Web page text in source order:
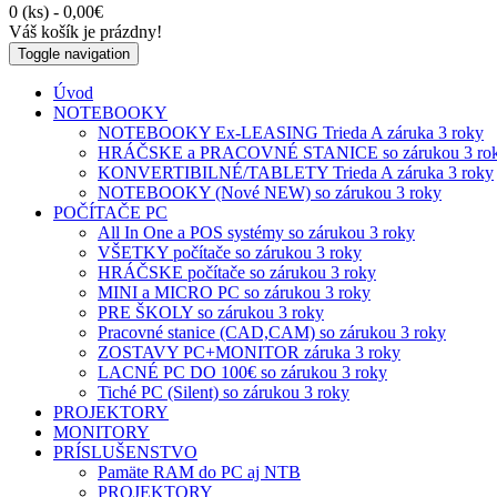
0 (ks) - 0,00€
Váš košík je prázdny!
Toggle navigation
Úvod
NOTEBOOKY
NOTEBOOKY Ex-LEASING Trieda A záruka 3 roky
HRÁČSKE a PRACOVNÉ STANICE so zárukou 3
KONVERTIBILNÉ/TABLETY Trieda A záruka 3 roky
NOTEBOOKY (Nové NEW) so zárukou 3 roky
POČÍTAČE PC
All In One a POS systémy so zárukou 3 roky
VŠETKY počítače so zárukou 3 roky
HRÁČSKE počítače so zárukou 3 roky
MINI a MICRO PC so zárukou 3 roky
PRE ŠKOLY so zárukou 3 roky
Pracovné stanice (CAD,CAM) so zárukou 3 roky
ZOSTAVY PC+MONITOR záruka 3 roky
LACNÉ PC DO 100€ so zárukou 3 roky
Tiché PC (Silent) so zárukou 3 roky
PROJEKTORY
MONITORY
PRÍSLUŠENSTVO
Pamäte RAM do PC aj NTB
PROJEKTORY